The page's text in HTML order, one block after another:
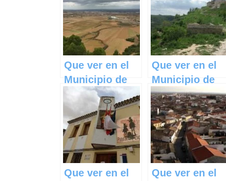
Que ver en el
Municipio de
Rebollosa de
Jadraque en
Castilla La
Mancha
Que ver en el
Municipio de
Aldeanueva de
Guadalajara en
Castilla La
Mancha
Que ver en el
Que ver en el